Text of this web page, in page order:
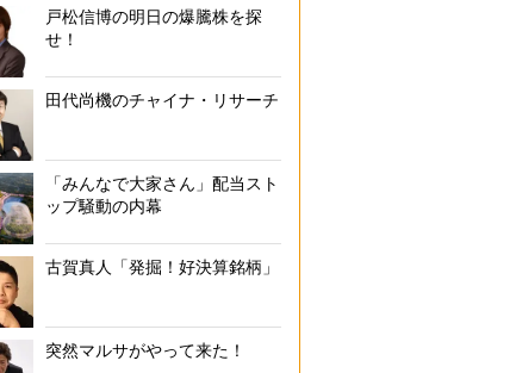
戸松信博の明日の爆騰株を探
せ！
田代尚機のチャイナ・リサーチ
「みんなで大家さん」配当スト
ップ騒動の内幕
古賀真人「発掘！好決算銘柄」
突然マルサがやって来た！